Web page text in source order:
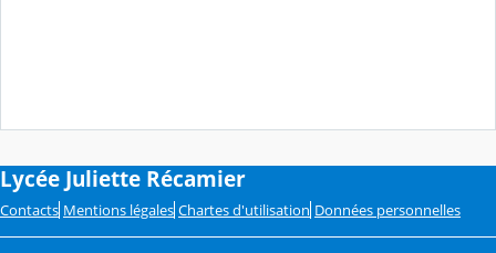
Lycée Juliette Récamier
Contacts Mentions légales Chartes d'utilisation Données personnelles